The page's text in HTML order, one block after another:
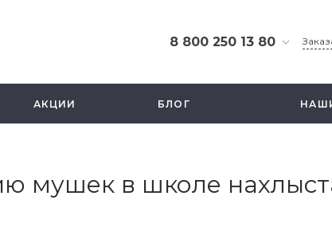
8 800 250 13 80
ул. Смольная 63б, этаж
2.5
АКЦИИ БЛОГ
мушек в школе